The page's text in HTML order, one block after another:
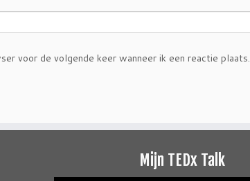
voor de volgende keer wanneer ik een reactie plaats.
Mijn TEDx Talk